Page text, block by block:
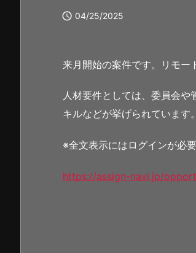
 04/25/2025
来月開始の案件です。リモー
人材要件としては、委員会
キルなどが挙げられています。
※全文表示にはログインが必要
https://assign-navi.jp/